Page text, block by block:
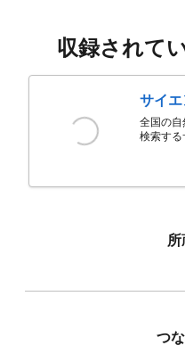
収録されて
サイ
全国の自
検索する
所
つ